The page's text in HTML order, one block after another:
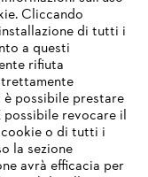
policy
legali
unterstützen. Für
wir Ihnen, zu
Cliccando
di tutti i
a questi
rifiuta
è possibile prestare
revocare il
o di tutti i
la sezione
avrà efficacia per